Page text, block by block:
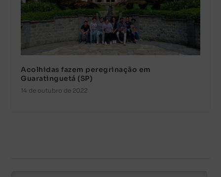
Acolhidas fazem peregrinação em
Guaratinguetá (SP)
14 de outubro de 2022